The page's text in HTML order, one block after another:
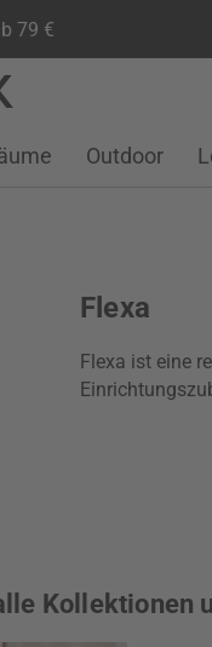
79 €
Seiteninhalt
Suchfeld
Outdoor
Flexa
Flexa ist eine
Kollektionen